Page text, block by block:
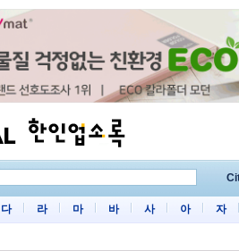
다 라 마 바 사 아 자